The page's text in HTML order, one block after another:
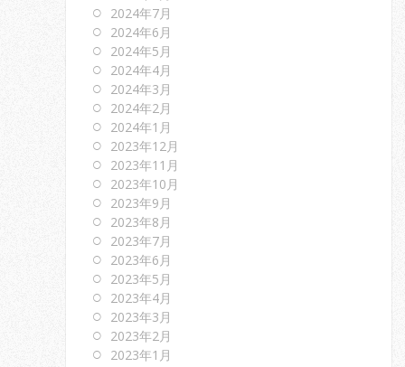
2024年7月
2024年6月
2024年5月
2024年4月
2024年3月
2024年2月
2024年1月
2023年12月
2023年11月
2023年10月
2023年9月
2023年8月
2023年7月
2023年6月
2023年5月
2023年4月
2023年3月
2023年2月
2023年1月